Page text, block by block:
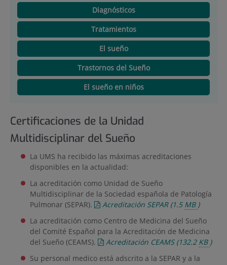
Diagnósticos
Tratamientos
El sueño
Trastornos del Sueño
El sueño en niños
Certificaciones de la Unidad
Multidisciplinar del Sueño
La UMS ha recibido las máximas acreditaciones
disponibles en la actualidad:
La acreditación como Unidad de Sueño
Multidisciplinar de la Sociedad española de Patología
Pulmonar (SEPAR).
Acreditación SEPAR(1.5 MB )
La acreditación como Centro de Medicina del Sueño
del Comité Español para la Acreditación de Medicina
del Sueño (CEAMS).
Acreditación CEAMS(132.2 KB )
Su personal medico está adscrito a la SEPAR y a la